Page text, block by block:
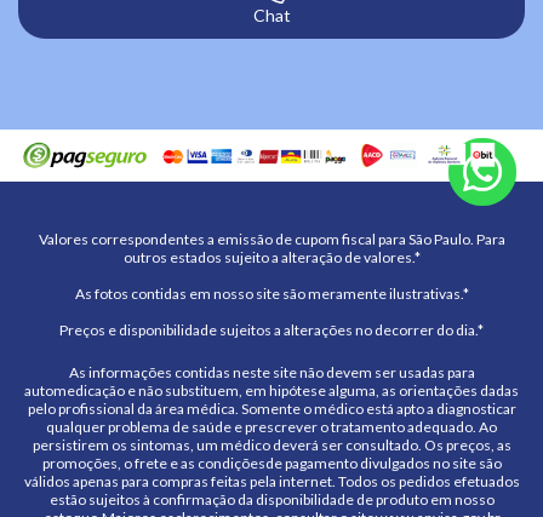
Chat
Valores correspondentes a emissão de cupom fiscal para São Paulo. Para
outros estados sujeito a alteração de valores.*
As fotos contidas em nosso site são meramente ilustrativas.*
Preços e disponibilidade sujeitos a alterações no decorrer do dia.*
As informações contidas neste site não devem ser usadas para
automedicação e não substituem, em hipótese alguma, as orientações dadas
pelo profissional da área médica. Somente o médico está apto a diagnosticar
qualquer problema de saúde e prescrever o tratamento adequado. Ao
persistirem os sintomas, um médico deverá ser consultado. Os preços, as
promoções, o frete e as condiçõesde pagamento divulgados no site são
válidos apenas para compras feitas pela internet. Todos os pedidos efetuados
estão sujeitos à confirmação da disponibilidade de produto em nosso